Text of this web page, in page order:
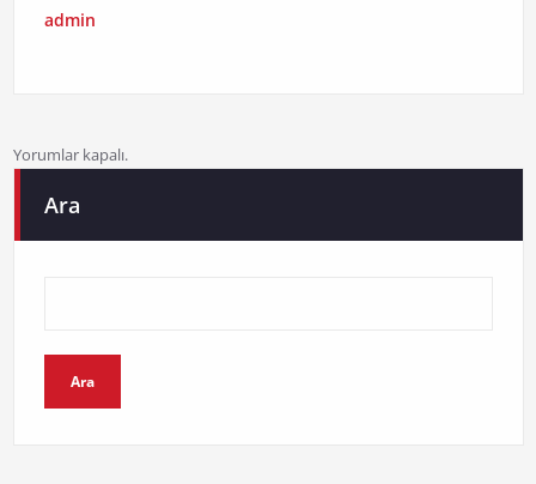
admin
Yorumlar kapalı.
Ara
Ara